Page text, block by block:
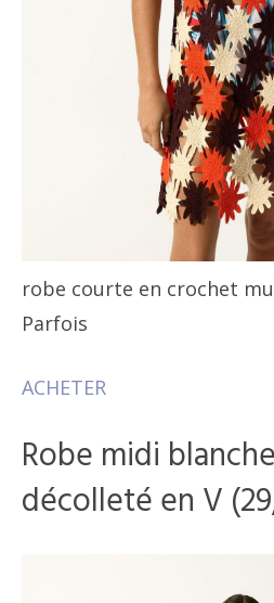
robe courte en crochet
Parfois
ACHETER
Robe midi
décolleté en V